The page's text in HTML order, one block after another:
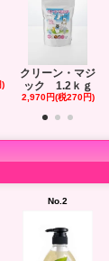
クリーン・マジ
ック 1.2ｋｇ
2,970円(税270円)
No.2